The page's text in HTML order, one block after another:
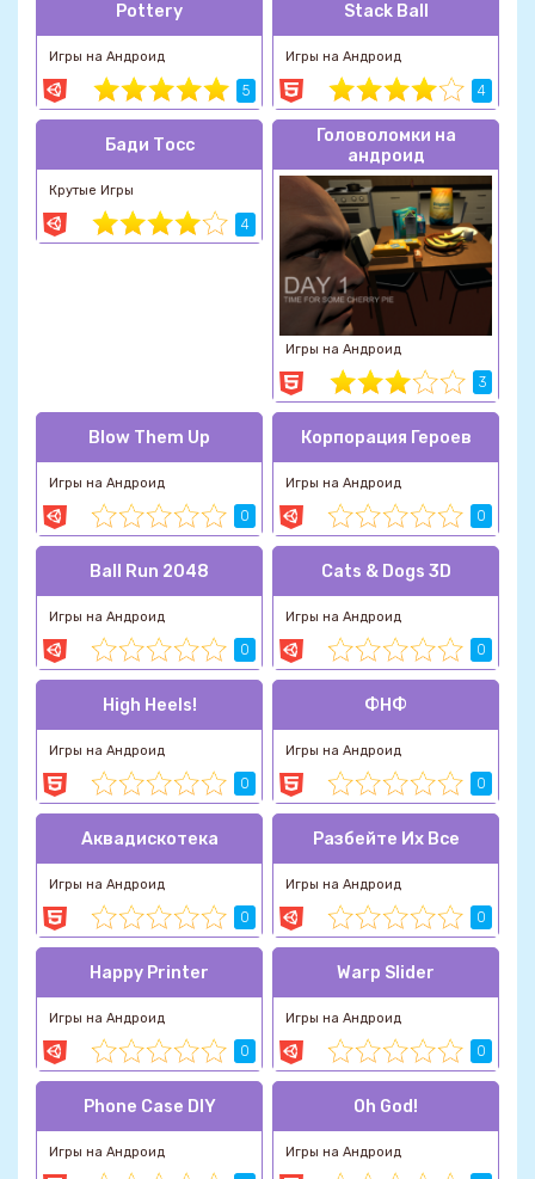
Pottery
Игры на Андроид
5
Stack Ball
Игры на Андроид
4
Бади Тосс
Крутые Игры
4
Головоломки на
андроид
Игры на Андроид
3
Blow Them Up
Игры на Андроид
0
Корпорация Героев
Игры на Андроид
0
Ball Run 2048
Игры на Андроид
0
Cats & Dogs 3D
Игры на Андроид
0
High Heels!
Игры на Андроид
0
ФНФ
Игры на Андроид
0
Аквадискотека
Игры на Андроид
0
Разбейте Их Bсе
Игры на Андроид
0
Happy Printer
Игры на Андроид
0
Warp Slider
Игры на Андроид
0
Phone Case DIY
Игры на Андроид
Oh God!
Игры на Андроид